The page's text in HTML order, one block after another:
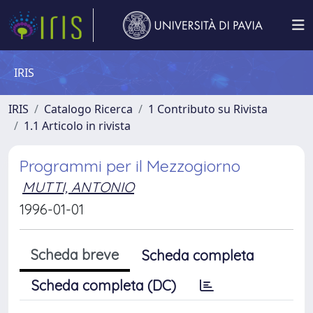
IRIS
IRIS Catalogo Ricerca
1 Contributo su Rivista
1.1 Articolo in rivista
Programmi per il Mezzogiorno
MUTTI, ANTONIO
1996-01-01
Scheda breve
Scheda completa
Scheda completa (DC)